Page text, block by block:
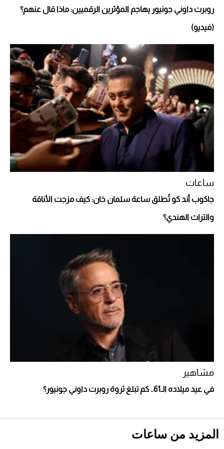
Aston Martin Valiant: على هوى الأبطال
أفضل تدريج للشعر الطويل لإطلالة جريئة وعصرية
أحذية Mary Jane: ترف وأناقة للرجال
روبرت داوني جونيور يهاجم المؤثرين الرقميين: ماذا قال عنهم؟
(فيديو)
ساعات
جاكوب أند كو تُطلق ساعة سلمان خان: كيف مزجت الأناقة
والتراث الهندي؟
مشاهير
في عيد ميلاده الـ61.. كم تبلغ ثروة روبرت داوني جونيور؟
المزيد من ساعات